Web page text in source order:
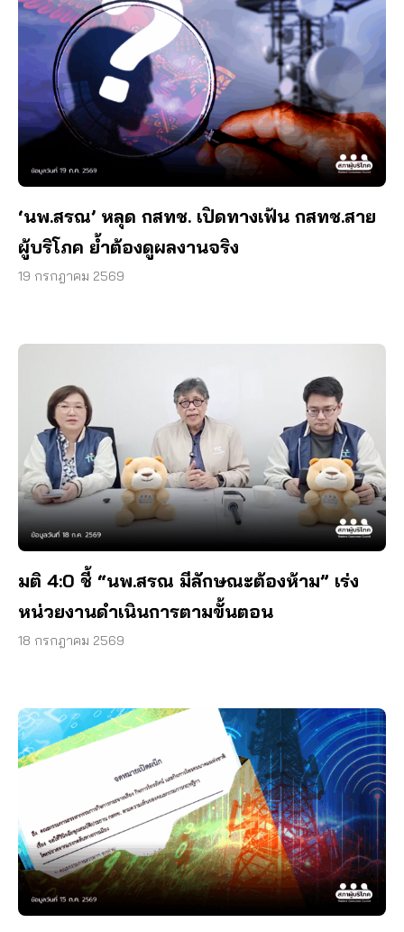
‘นพ.สรณ’ หลุด กสทช. เปิดทางเฟ้น กสทช.สาย
ผู้บริโภค ย้ำต้องดูผลงานจริง
19 กรกฎาคม 2569
มติ 4:0 ชี้ “นพ.สรณ มีลักษณะต้องห้าม” เร่ง
หน่วยงานดำเนินการตามขั้นตอน
18 กรกฎาคม 2569